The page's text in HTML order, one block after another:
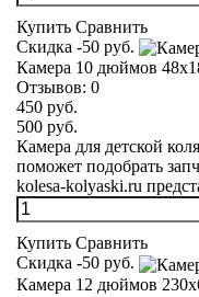
Купить Сравнить
Скидка -50 руб.
Камера 10 дюймов
Отзывов: 0
450 руб.
500 руб.
Камера для детской
поможет подобрать
kolesa-kolyaski.ru
Купить Сравнить
Скидка -50 руб.
Камера 12 дюймов